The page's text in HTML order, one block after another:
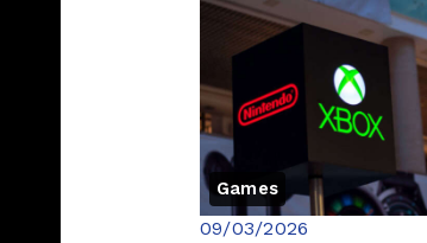
Games
09/03/2026